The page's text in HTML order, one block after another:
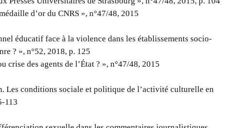
d’or du CNRS », n°47/48, 2015
éducatif face à la violence dans les établissements socio-
? », n°52, 2018, p. 125
crise des agents de l’État ? », n°47/48, 2015
Les conditions sociale et politique de l’activité culturelle en
113